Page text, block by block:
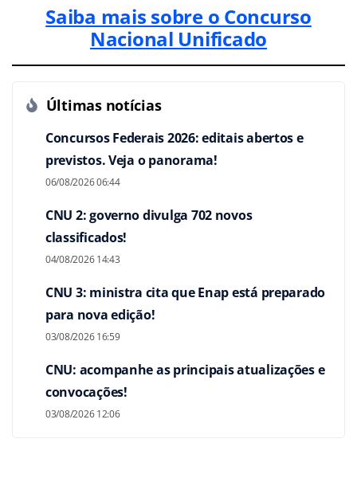
Saiba mais sobre o Concurso
Nacional Unificado
Últimas notícias
Concursos Federais 2026: editais abertos e
previstos. Veja o panorama!
06/08/2026 06:44
CNU 2: governo divulga 702 novos
classificados!
04/08/2026 14:43
CNU 3: ministra cita que Enap está preparado
para nova edição!
03/08/2026 16:59
CNU: acompanhe as principais atualizações e
convocações!
03/08/2026 12:06